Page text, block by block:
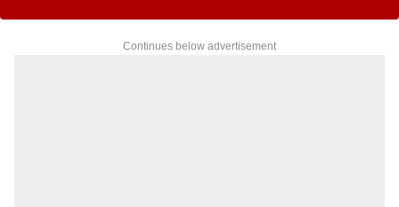
Continues below advertisement